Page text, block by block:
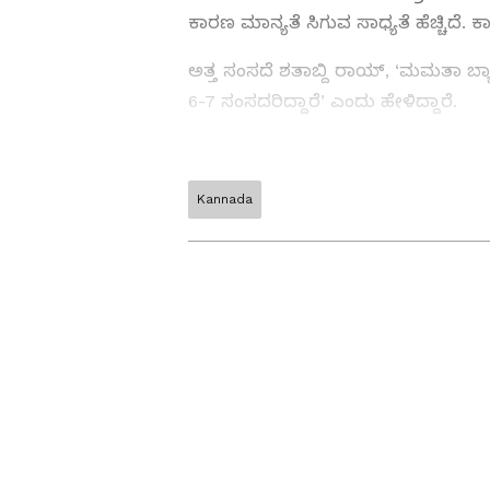
ಕಾರಣ ಮಾನ್ಯತೆ ಸಿಗುವ ಸಾಧ್ಯತೆ ಹೆಚ್ಚಿದೆ.
ಅತ್ತ ಸಂಸದೆ ಶತಾಬ್ದಿ ರಾಯ್‌, ‘ಮಮತಾ
6-7 ಸಂಸದರಿದ್ದಾರೆ’ ಎಂದು ಹೇಳಿದ್ದಾರೆ.
Stay updated with breaking
Kannada